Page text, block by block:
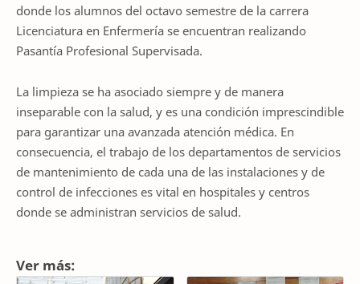
donde los alumnos del octavo semestre de la carrera
Licenciatura en Enfermería se encuentran realizando
Pasantía Profesional Supervisada.
La limpieza se ha asociado siempre y de manera
inseparable con la salud, y es una condición imprescindible
para garantizar una avanzada atención médica. En
consecuencia, el trabajo de los departamentos de servicios
de mantenimiento de cada una de las instalaciones y de
control de infecciones es vital en hospitales y centros
donde se administran servicios de salud.
Ver más: